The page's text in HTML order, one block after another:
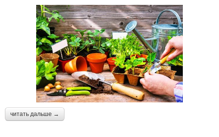
читать дальше →